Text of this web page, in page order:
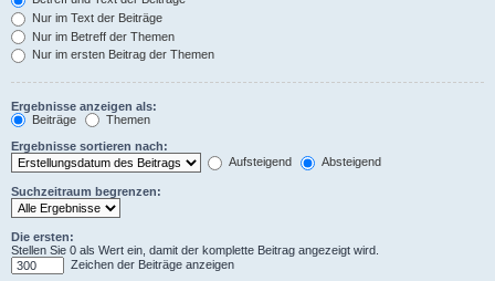
Nur im Text der Beiträge
Nur im Betreff der Themen
Nur im ersten Beitrag der Themen
Ergebnisse anzeigen als:
Beiträge
Themen
Ergebnisse sortieren nach:
Aufsteigend
Absteigend
Suchzeitraum begrenzen:
Die ersten:
Stellen Sie 0 als Wert ein, damit der komplette Beitrag angezeigt wird.
Zeichen der Beiträge anzeigen